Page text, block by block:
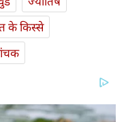
के किस्से